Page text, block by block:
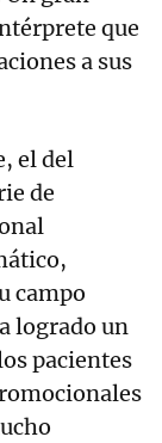
que
a sus
el del
de
campo
logrado un
pacientes